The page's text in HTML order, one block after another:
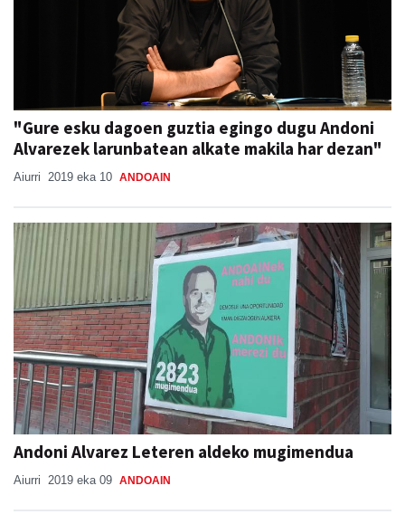
"Gure esku dagoen guztia egingo dugu Andoni
Alvarezek larunbatean alkate makila har dezan"
Aiurri 2019 eka 10 ANDOAIN
Andoni Alvarez Leteren aldeko mugimendua
Aiurri 2019 eka 09 ANDOAIN